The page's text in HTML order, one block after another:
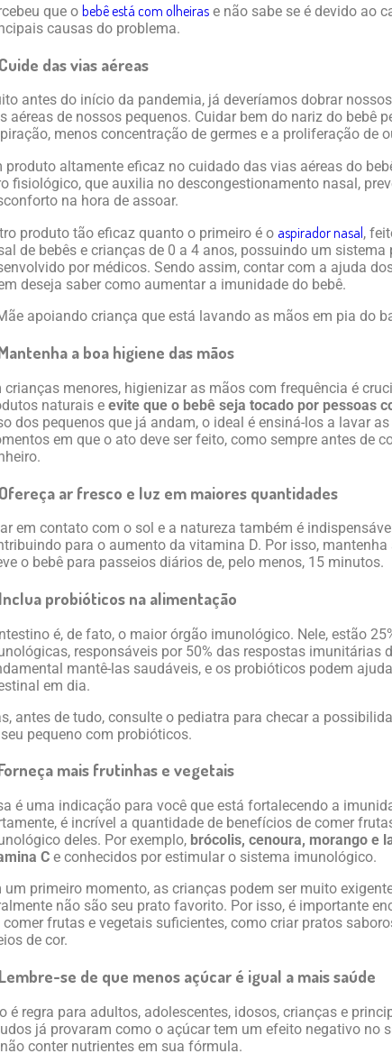
que o bebê está com olheiras e não sabe se é devido ao
causas do problema.
das vias aéreas
antes do início da pandemia, já deveríamos dobrar
aéreas de nossos pequenos. Cuidar bem do nariz do bebê
menos concentração de germes e a proliferação de
produto altamente eficaz no cuidado das vias aéreas do
fisiológico, que auxilia no descongestionamento nasal,
na hora de assoar.
produto tão eficaz quanto o primeiro é o aspirador nasal,
de bebês e crianças de 0 a 4 anos, possuindo um sistema
por médicos. Sendo assim, contar com a ajuda
deseja saber como aumentar a imunidade do bebê.
a boa higiene das mãos
crianças menores, higienizar as mãos com frequência é
naturais e evite que o bebê seja tocado por pessoas
dos pequenos que já andam, o ideal é ensiná-los a lavar
em que o ato deve ser feito, como sempre antes de
ar fresco e luz em maiores quantidades
em contato com o sol e a natureza também é
para o aumento da vitamina D. Por isso,
o bebê para passeios diários de, pelo menos, 15 minutos.
probióticos na alimentação
é, de fato, o maior órgão imunológico. Nele, estão
responsáveis por 50% das respostas imunitárias
mantê-las saudáveis, e os probióticos podem
em dia.
antes de tudo, consulte o pediatra para checar a
pequeno com probióticos.
mais frutinhas e vegetais
é uma indicação para você que está fortalecendo a
é incrível a quantidade de benefícios de comer
deles. Por exemplo, brócolis, cenoura, morango e
C e conhecidos por estimular o sistema imunológico.
um primeiro momento, as crianças podem ser muito
não são seu prato favorito. Por isso, é importante
comer frutas e vegetais suficientes, como criar pratos
de cor.
se de que menos açúcar é igual a mais saúde
é regra para adultos, adolescentes, idosos, crianças e
já provaram como o açúcar tem um efeito negativo no
conter nutrientes em sua fórmula.